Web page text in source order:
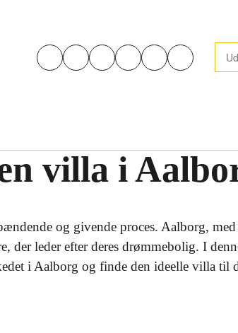
villa i
og givende proces. Aalborg, med
der leder efter deres drømmebolig. I
i Aalborg og finde den ideelle villa til